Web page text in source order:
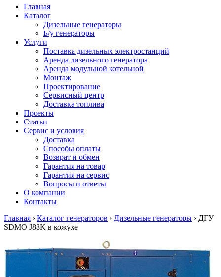
Главная
Каталог
Дизельные генераторы
Б/у генераторы
Услуги
Поставка дизельных электростанций
Аренда дизельного генератора
Аренда модульной котельной
Монтаж
Проектирование
Сервисный центр
Доставка топлива
Проекты
Статьи
Сервис и условия
Доставка
Способы оплаты
Возврат и обмен
Гарантия на товар
Гарантия на сервис
Вопросы и ответы
О компании
Контакты
Главная › Каталог генераторов › Дизельные генераторы › ДГУ
SDMO J88K в кожухе